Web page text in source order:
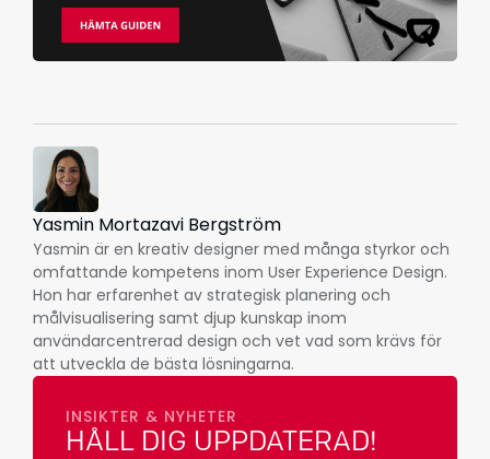
Yasmin Mortazavi Bergström
Yasmin är en kreativ designer med många styrkor och
omfattande kompetens inom User Experience Design.
Hon har erfarenhet av strategisk planering och
målvisualisering samt djup kunskap inom
användarcentrerad design och vet vad som krävs för
att utveckla de bästa lösningarna.
INSIKTER & NYHETER
HÅLL DIG UPPDATERAD!